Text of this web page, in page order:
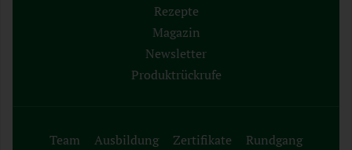
Rezepte
Magazin
Newsletter
Produktrückrufe
Team Ausbildung Zertifikate Rundgang